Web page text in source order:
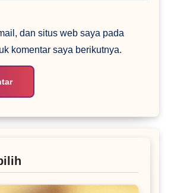
dan situs web saya pada
komentar saya berikutnya.